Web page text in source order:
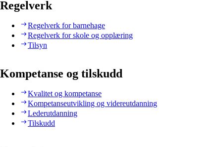
Regelverk
Regelverk for barnehage
Regelverk for skole og opplæring
Tilsyn
Kompetanse og tilskudd
Kvalitet og kompetanse
Kompetanseutvikling og videreutdanning
Lederutdanning
Tilskudd